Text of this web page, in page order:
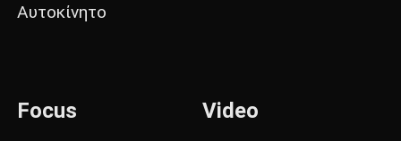
Αυτοκίνητο
Focus Video